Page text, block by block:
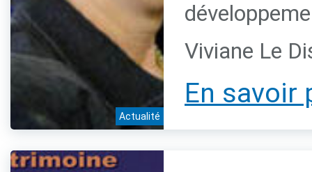
Actualité
Viviane Le
En savoir